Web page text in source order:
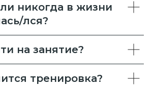
никогда в жизни
лся?
на занятие?
тренировка?